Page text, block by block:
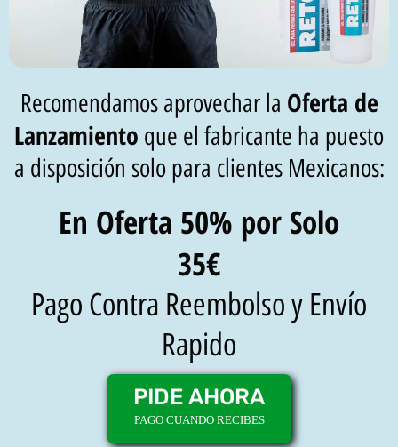
Recomendamos aprovechar la Oferta de
Lanzamiento que el fabricante ha puesto
a disposición solo para clientes Mexicanos:
En Oferta 50% por Solo
35€
Pago Contra Reembolso y Envío
Rapido
PIDE AHORA
PAGO CUANDO RECIBES